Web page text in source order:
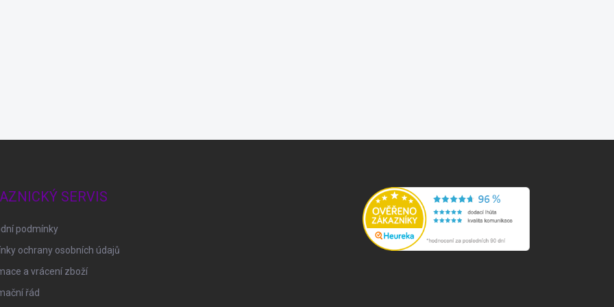
SERVIS
podmínky
ochrany osobních údajů
a vrácení zboží
řád